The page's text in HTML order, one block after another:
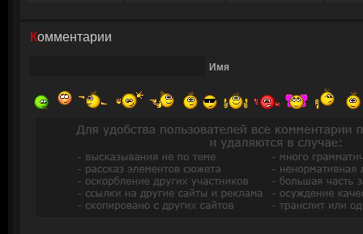
Комментарии
Имя